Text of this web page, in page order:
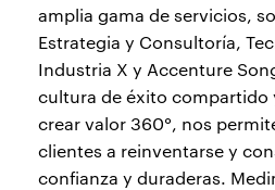
amplia gama de servicios,
Estrategia y Consultoría,
Industria X y Accenture
cultura de éxito compartido
crear valor 360°, nos
clientes a reinventarse y
confianza y duraderas.